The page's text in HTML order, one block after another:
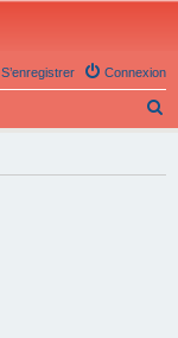
Connexion
S’enregistrer